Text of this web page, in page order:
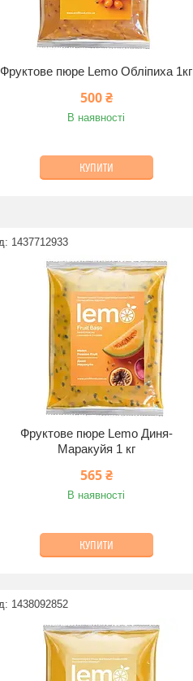
Фруктове пюре Lemo Обліпиха 1кг
500 ₴
В наявності
КУПИТИ
1437712933
Фруктове пюре Lemo Диня-
Маракуйя 1 кг
565 ₴
В наявності
КУПИТИ
1438092852